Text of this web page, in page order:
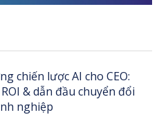
chiến lược AI cho CEO:
& dẫn đầu chuyển đổi
nghiệp